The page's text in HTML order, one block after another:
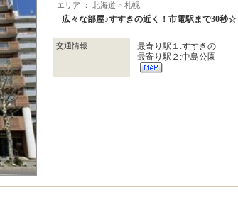
エリア ： 北海道 > 札幌
広々な部屋♪すすきの近く！市電駅まで30秒☆
交通情報
最寄り駅１:すすきの
最寄り駅２:中島公園